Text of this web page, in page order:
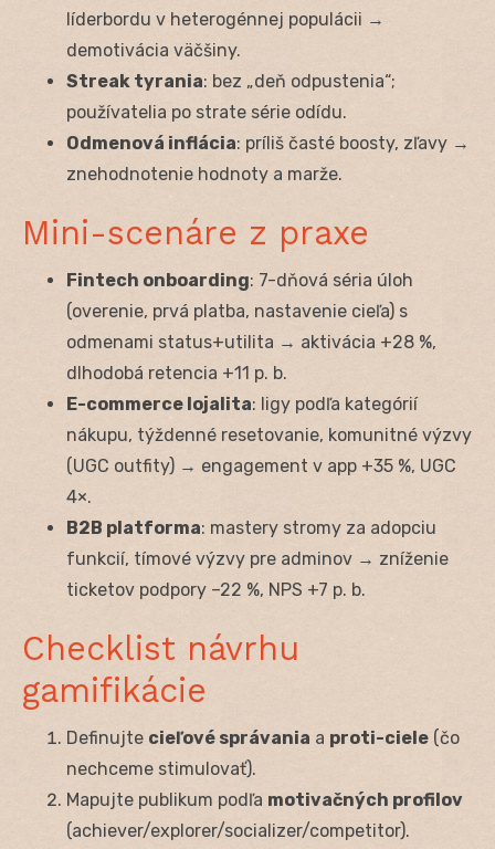
líderbordu v heterogénnej populácii →
demotivácia väčšiny.
Streak tyrania: bez „deň odpustenia“;
používatelia po strate série odídu.
Odmenová inflácia: príliš časté boosty, zľavy →
znehodnotenie hodnoty a marže.
Mini-scenáre z praxe
Fintech onboarding: 7-dňová séria úloh
(overenie, prvá platba, nastavenie cieľa) s
odmenami status+utilita → aktivácia +28 %,
dlhodobá retencia +11 p. b.
E-commerce lojalita: ligy podľa kategórií
nákupu, týždenné resetovanie, komunitné výzvy
(UGC outfity) → engagement v app +35 %, UGC
4×.
B2B platforma: mastery stromy za adopciu
funkcií, tímové výzvy pre adminov → zníženie
ticketov podpory –22 %, NPS +7 p. b.
Checklist návrhu
gamifikácie
Definujte cieľové správania a proti-ciele (čo
nechceme stimulovať).
Mapujte publikum podľa motivačných profilov
(achiever/explorer/socializer/competitor).